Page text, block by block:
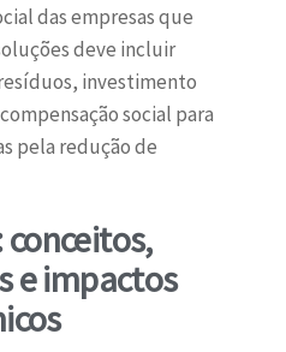
das empresas que
deve incluir
investimento
social para
pela redução de
e impactos